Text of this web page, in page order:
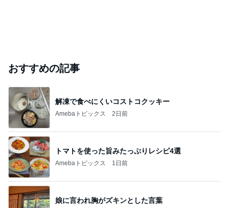
おすすめの記事
解凍で食べにくいコストコクッキー
Amebaトピックス 2日前
トマトを使った旨みたっぷりレシピ4選
Amebaトピックス 1日前
娘に言われ胸がズキンとした言葉